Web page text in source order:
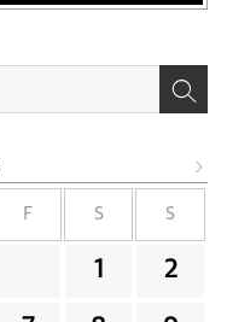
F S S
1 2